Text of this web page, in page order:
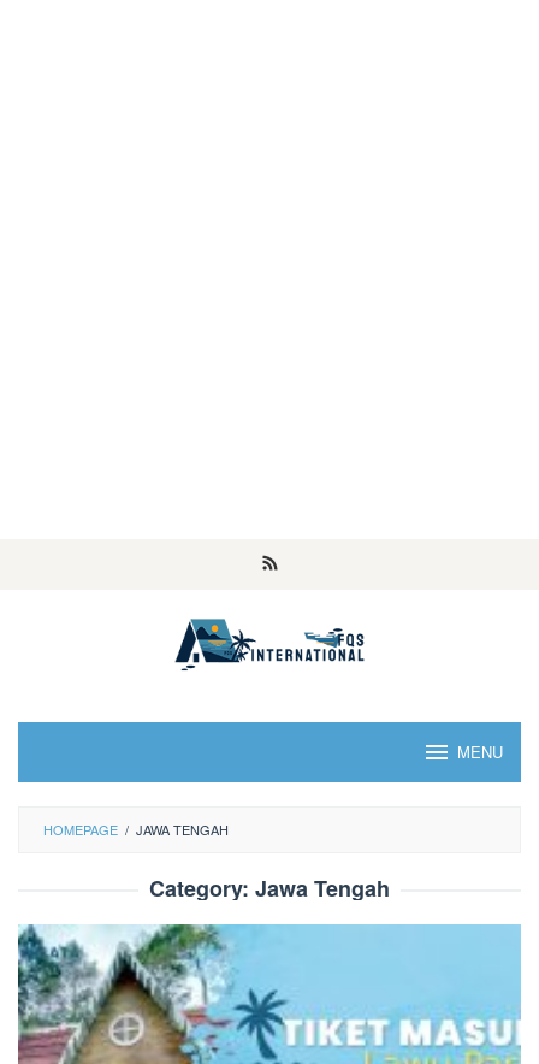
MENU
HOMEPAGE / JAWA TENGAH
Category: Jawa Tengah